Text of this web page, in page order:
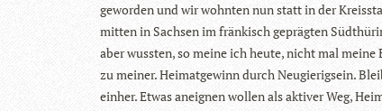
gewor­den und wir wohn­ten nun statt in der
mit­ten in Sach­sen im frän­kisch gepräg­ten
aber wuss­ten, so meine ich heute, nicht mal
zu mei­ner. Hei­mat­ge­winn durch Neu­gie­rig­sein.
ein­her. Etwas aneig­nen wol­len als akti­ver Weg,